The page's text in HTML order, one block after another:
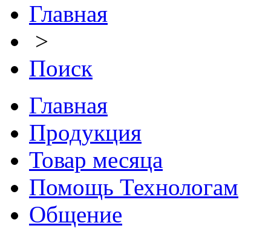
Главная
>
Поиск
Главная
Продукция
Товар месяца
Помощь Технологам
Общение